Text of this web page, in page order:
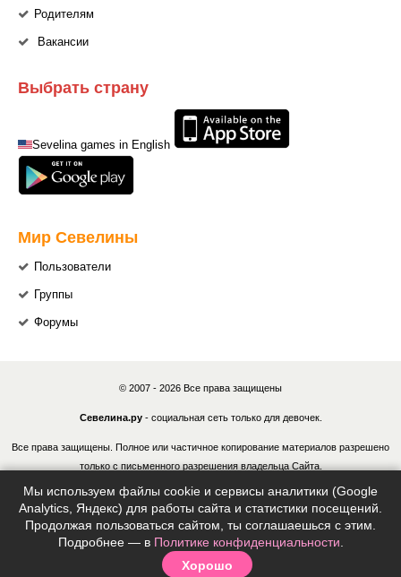
Родителям
Вакансии
Выбрать страну
Sevelina games in English
Мир Севелины
Пользователи
Группы
Форумы
© 2007 - 2026 Все права защищены
Севелина.ру- социальная сеть только для девочек.
Все права защищены. Полное или частичное копирование материалов разрешено
только с письменного разрешения владельца Сайта.
В случае обнаружения нарушений, виновные лица могут быть привлечены к
ответственности в соответствии с действующим законодательством Российской
Федерации.
Согласие на обработку ПДн
Мы используем файлы cookie и сервисы аналитики (Google
Analytics, Яндекс) для работы сайта и статистики посещений.
Продолжая пользоваться сайтом, ты соглашаешься с этим.
Подробнее — в Политике конфиденциальности
Хорошо